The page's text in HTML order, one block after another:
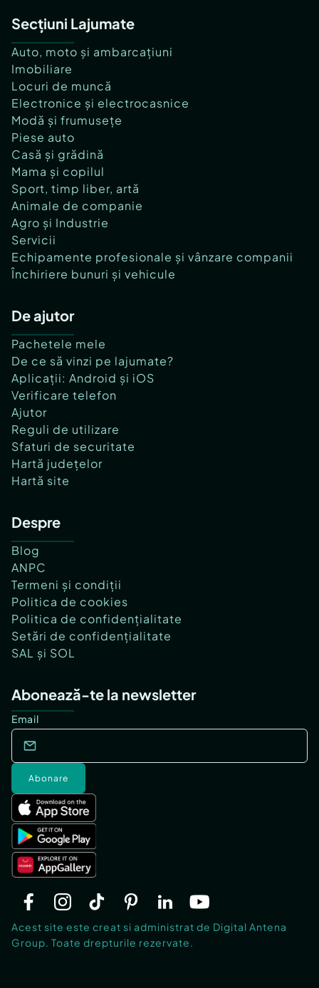
Secțiuni Lajumate
Auto, moto și ambarcațiuni
Imobiliare
Locuri de muncă
Electronice și electrocasnice
Modă și frumusețe
Piese auto
Casă și grădină
Mama și copilul
Sport, timp liber, artă
Animale de companie
Agro și Industrie
Servicii
Echipamente profesionale și vânzare companii
Închiriere bunuri și vehicule
De ajutor
Pachetele mele
De ce să vinzi pe lajumate?
Aplicații: Android și iOS
Verificare telefon
Ajutor
Reguli de utilizare
Sfaturi de securitate
Hartă județelor
Hartă site
Despre
Blog
ANPC
Termeni și condiții
Politica de cookies
Politica de confidențialitate
Setări de confidențialitate
SAL și SOL
Abonează-te la newsletter
Email
Abonare
Acest site este creat si administrat de Digital Antena
Group. Toate drepturile rezervate.